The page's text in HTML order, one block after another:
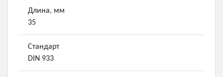
Длина, мм
35
Стандарт
DIN 933